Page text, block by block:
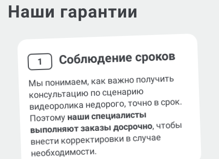
Наши гарантии
1 Соблюдение сроков
Мы понимаем, как важно получить
консультацию по cценарию
видеоролика недорого, точно в срок.
Поэтомунаши специалисты
выполняют заказы досрочно, чтобы
внести корректировки в случае
необходимости.